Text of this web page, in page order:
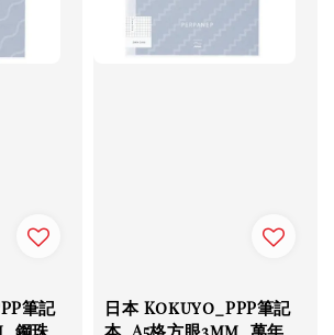
筆記
鋼珠
日本 Kokuyo_PPP筆記
本_A5格方眼3mm_萬年